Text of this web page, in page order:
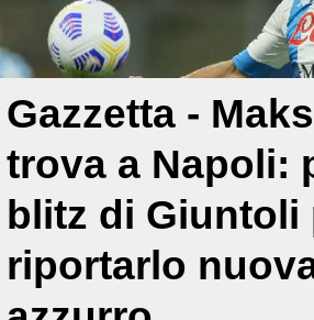
Gazzetta -
trova a Napoli:
blitz di Giuntoli
riportarlo